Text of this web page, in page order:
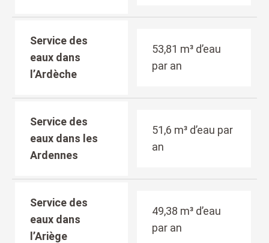
Service des
eaux dans
l’Ardèche
53,81 m³ d’eau
par an
Service des
eaux dans les
Ardennes
51,6 m³ d’eau par
an
Service des
eaux dans
l’Ariège
49,38 m³ d’eau
par an